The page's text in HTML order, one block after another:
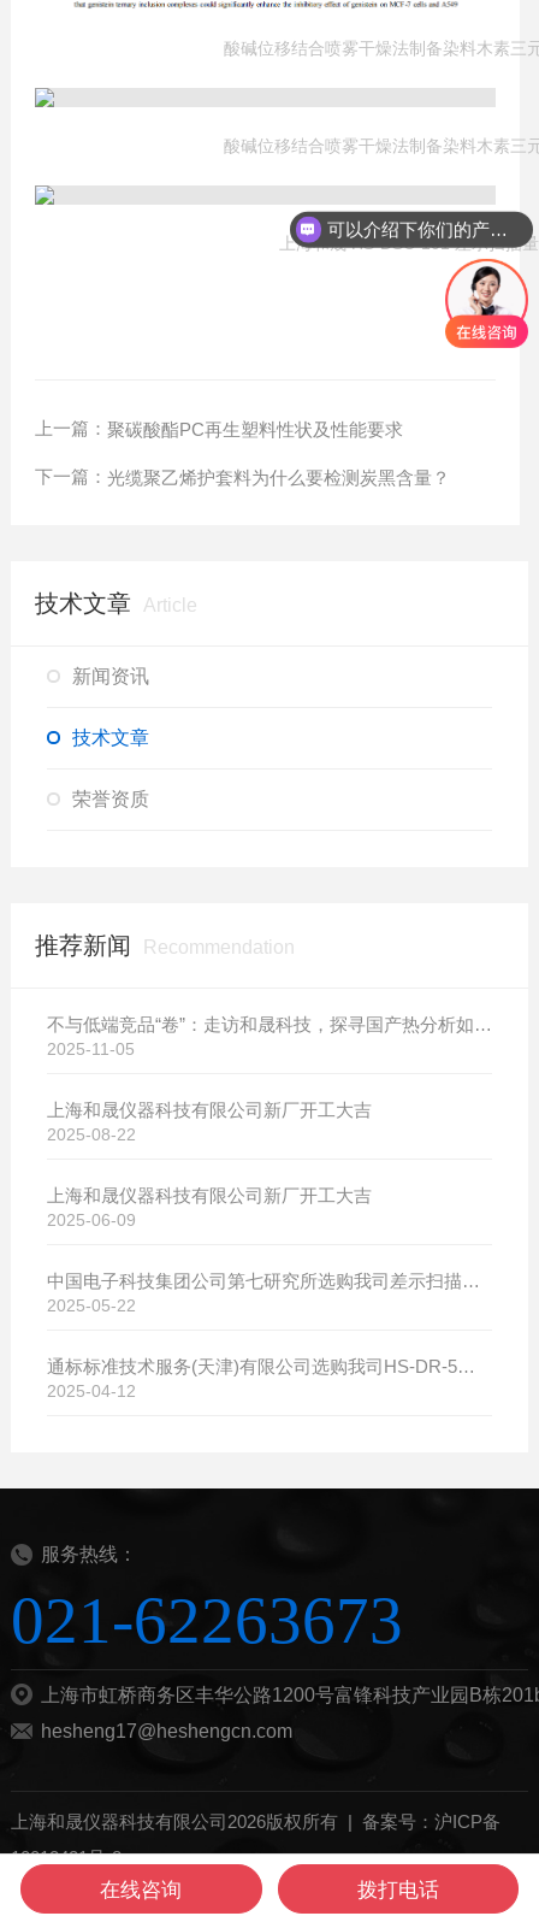
酸碱位移结合喷雾干燥法制备染料木素三
酸碱位移结合喷雾干燥法制备染料木素三
上海和晟 HS-DSC-101 差示扫描
上一篇： 聚碳酸酯PC再生塑料性状及性能要求
下一篇： 光缆聚乙烯护套料为什么要检测炭黑含量？
技术文章 Article
新闻资讯
技术文章
荣誉资质
推荐新闻 Recommendation
不与低端竞品“卷”：走访和晟科技，探寻国产热分析如何行稳致远
2025-11-05
上海和晟仪器科技有限公司新厂开工大吉
2025-08-22
上海和晟仪器科技有限公司新厂开工大吉
2025-06-09
中国电子科技集团公司第七研究所选购我司差示扫描量热仪
2025-05-22
通标标准技术服务(天津)有限公司选购我司HS-DR-5导热系数测试仪
2025-04-12
服务热线：
021-62263673
上海市虹桥商务区丰华公路1200号富锋科技产业园B栋
hesheng17@heshengcn.com
上海和晟仪器科技有限公司2026版权所有 | 备案号：沪ICP备
10012421号-8
管理登陆
技术支持： 化工仪器网 sitemap.xml
可以介绍下你们的产品么？
在线咨询 拨打电话